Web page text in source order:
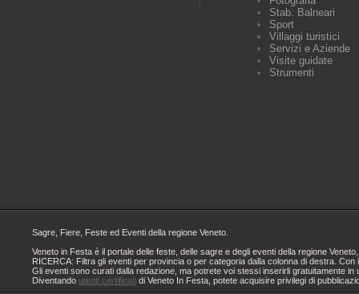
Stab. Balneari
Sport
Villaggi turistici
Servizi e Aziende
Visite guidate
Strumenti
Sagre, Fiere, Feste ed Eventi della regione Veneto.
Veneto in Festa è il portale delle feste, delle sagre e degli eventi della regione
RICERCA: Filtra gli eventi per provincia o per categoria dalla colonna di destra.
Gli eventi sono curati dalla redazione, ma potrete voi stessi inserirli gratuitamente
Diventando utenti certificati di Veneto In Festa, potete acquisire privilegi di